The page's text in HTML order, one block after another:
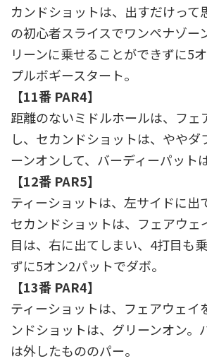
カンドショットは、出すだけって
の初心者スライスでワンペナゾー
リーンに乗せることができずに5
プルボギースタート。
【11番 PAR4】
距離のないミドルホールは、フェ
し、セカンドショットは、ややダ
ーンオンして、バーディーパット
【12番 PAR5】
ティーショットは、左サイドに出
セカンドショットは、フェアウェ
目は、右に出てしまい、4打目も
ずに5オン2パットでダボ。
【13番 PAR4】
ティーショットは、フェアウェイ
ンドショットは、グリーンオン。
は外したもののパー。